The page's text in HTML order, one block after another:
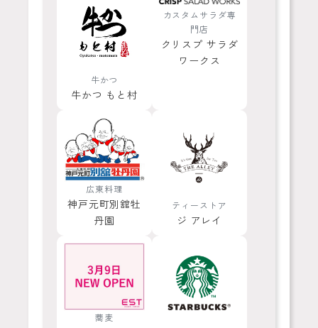
牛かつ
牛かつ もと村
カスタムサラダ専
門店
クリスプ サラダ
ワークス
広東料理
神戸元町別舘牡
丹園
ティーストア
ジ アレイ
蕎麦